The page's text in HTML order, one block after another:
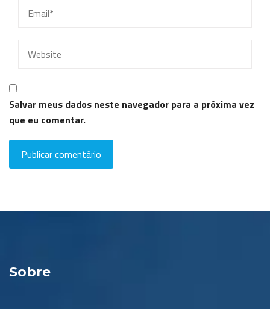
Salvar meus dados neste navegador para a próxima vez
que eu comentar.
Sobre